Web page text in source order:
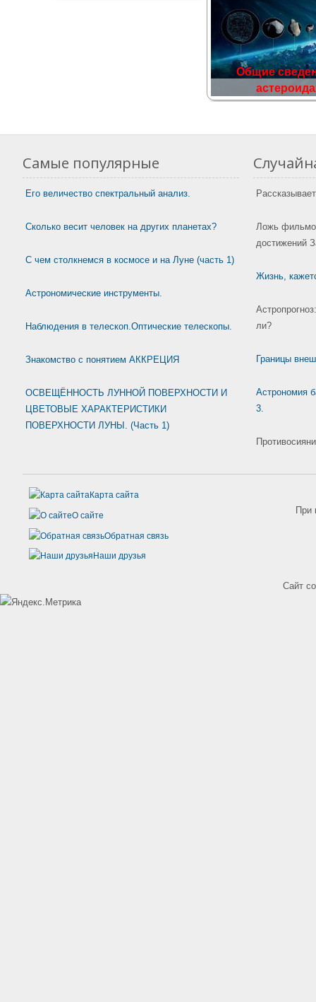
Общие
Самые популярные
Его величество спектральный анализ.
Сколько весит человек на других планетах?
С чем столкнемся в космосе и на Луне (часть 1)
Астрономические инструменты.
Наблюдения в телескоп.Оптические телескопы.
Знакомство с понятием АККРЕЦИЯ
ОСВЕЩЁННОСТЬ ЛУННОЙ ПОВЕРХНОСТИ И
ЦВЕТОВЫЕ ХАРАКТЕРИСТИКИ
ПОВЕРХНОСТИ ЛУНЫ. (Часть 1)
Ложь
достижений
Жизнь,
ли?
Границы
Астрономия
3.
Карта сайта
О сайте
Обратная связь
Наши друзья
При
Сайт